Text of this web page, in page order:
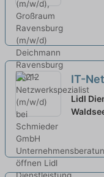
IT-
Lidl